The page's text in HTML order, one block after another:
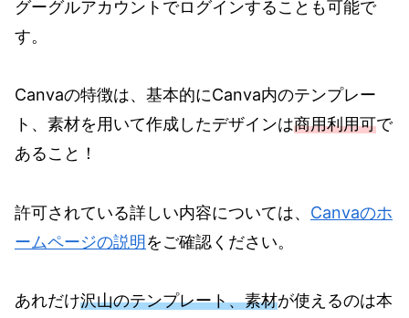
グーグルアカウントでログインすることも可能で
す。
Canvaの特徴は、基本的にCanva内のテンプレー
ト、素材を用いて作成したデザインは商用利用可で
あること！
許可されている詳しい内容については、 Canvaのホ
ームページの説明をご確認ください。
あれだけ沢山のテンプレート、素材が使えるのは本